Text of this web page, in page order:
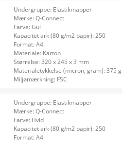
Undergruppe: Elastikmapper
Mærke: Q-Connect
Farve: Gul
Kapacitet ark (80 g/m2 papir): 250
Format: A4
Materiale: Karton
Størrelse: 320 x 245 x 3 mm
Materialetykkelse (micron, gram): 375 g
Miljømærkning: FSC
Undergruppe: Elastikmapper
Mærke: Q-Connect
Farve: Hvid
Kapacitet ark (80 g/m2 papir): 250
Format: A4